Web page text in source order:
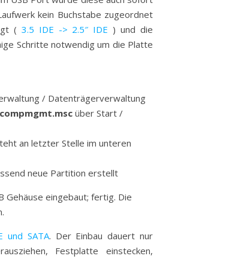
kein Buchstabe zugeordnet
( 3.5 IDE -> 2.5″ IDE ) und die
Schritte notwendig um die Platte
/ Datenträgerverwaltung
compmgmt.msc über Start /
an letzter Stelle im unteren
neue Partition erstellt
Gehäuse eingebaut; fertig. Die
und SATA. Der Einbau dauert nur
Festplatte einstecken,